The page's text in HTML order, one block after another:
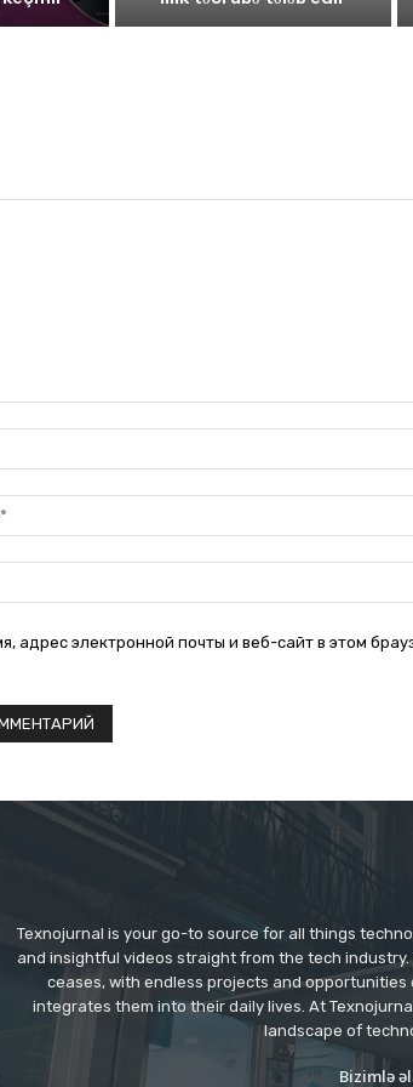
адрес электронной почты и веб-сайт в этом
Texnojurnal is your go-to source for all things
and insightful videos straight from the tech
ceases, with endless projects and
integrates them into their daily lives. At
landscape of
Bizimlə